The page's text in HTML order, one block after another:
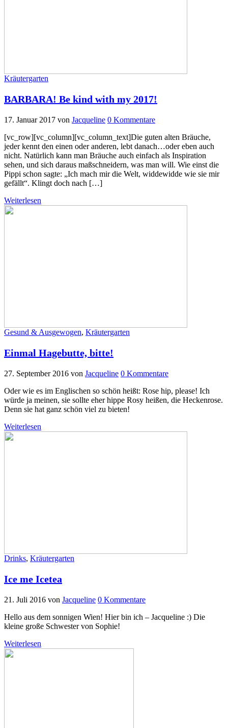
Kräutergarten
BARBARA! Be kind with my 2017!
17. Januar 2017 von Jacqueline 0 Kommentare
[vc_row][vc_column][vc_column_text]Die guten alten Bräuche,
jeder kennt den einen oder anderen, lebt danach…oder eben auch
nicht. Natürlich kann man Bräuche auch einfach als Inspiration
sehen, und sich daraus maßschneidern, was man will. Wie einst die
Pippi schon sagte: „Ich mach mir die Welt, widdewidde wie sie mir
gefällt“. Klingt doch nach […]
Weiterlesen
Gesund & Ausgewogen, Kräutergarten
Einmal Hagebutte, bitte!
27. September 2016 von Jacqueline 0 Kommentare
Oder wie es im Englischen so schön heißt: Rose hip, please! Ich
würde ja meinen, sie sollte eher hippe Rosy heißen, die Heckenrose.
Denn sie hat ganz schön viel zu bieten!
Weiterlesen
Drinks, Kräutergarten
Ice me Icetea
21. Juli 2016 von Jacqueline 0 Kommentare
Hello aus dem sonnigen Wien! Hier bin ich – Jacqueline :) Die
kleine große Schwester von Sophie!
Weiterlesen